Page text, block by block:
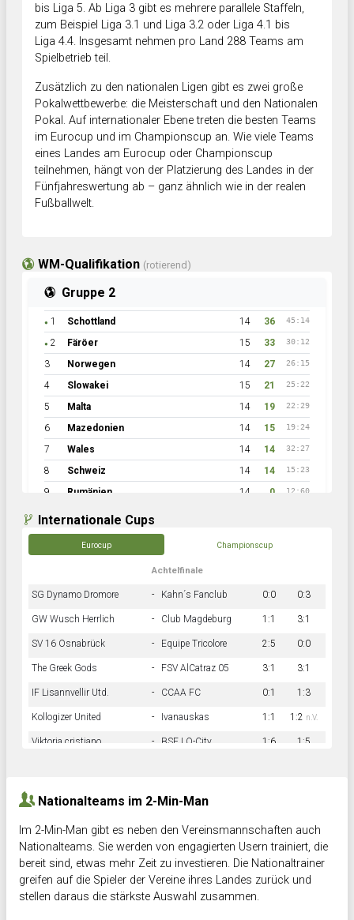
bis Liga 5. Ab Liga 3 gibt es mehrere parallele Staffeln,
zum Beispiel Liga 3.1 und Liga 3.2 oder Liga 4.1 bis
Liga 4.4. Insgesamt nehmen pro Land 288 Teams am
Spielbetrieb teil.
Zusätzlich zu den nationalen Ligen gibt es zwei große
Pokalwettbewerbe: die Meisterschaft und den Nationalen
Pokal. Auf internationaler Ebene treten die besten Teams
im Eurocup und im Championscup an. Wie viele Teams
eines Landes am Eurocup oder Championscup
teilnehmen, hängt von der Platzierung des Landes in der
Fünfjahreswertung ab – ganz ähnlich wie in der realen
Fußballwelt.
WM-Qualifikation (rotierend)
Gruppe 2
● 1 Schottland 14 36 45:14
● 2 Färöer 15 33 30:12
3 Norwegen 14 27 26:15
4 Slowakei 15 21 25:22
5 Malta 14 19 22:29
6 Mazedonien 14 15 19:24
7 Wales 14 14 32:27
8 Schweiz 14 14 15:23
9 Rumänien 14 0 12:60
Internationale Cups
Eurocup Championscup
Achtelfinale
SG Dynamo Dromore - Kahn´s Fanclub 0:0 0:3
GW Wusch Herrlich - Club Magdeburg 1:1 3:1
SV 16 Osnabrück - Equipe Tricolore 2:5 0:0
The Greek Gods - FSV AlCatraz 05 3:1 3:1
IF Lisannvellir Utd. - CCAA FC 0:1 1:3
Kollogizer United - Ivanauskas 1:1 1:2 n.V.
Viktoria cristiano - BSF LO-City 1:6 1:5
Nationalteams im 2-Min-Man
Im 2-Min-Man gibt es neben den Vereinsmannschaften auch
Nationalteams. Sie werden von engagierten Usern trainiert, die
bereit sind, etwas mehr Zeit zu investieren. Die Nationaltrainer
greifen auf die Spieler der Vereine ihres Landes zurück und
stellen daraus die stärkste Auswahl zusammen.